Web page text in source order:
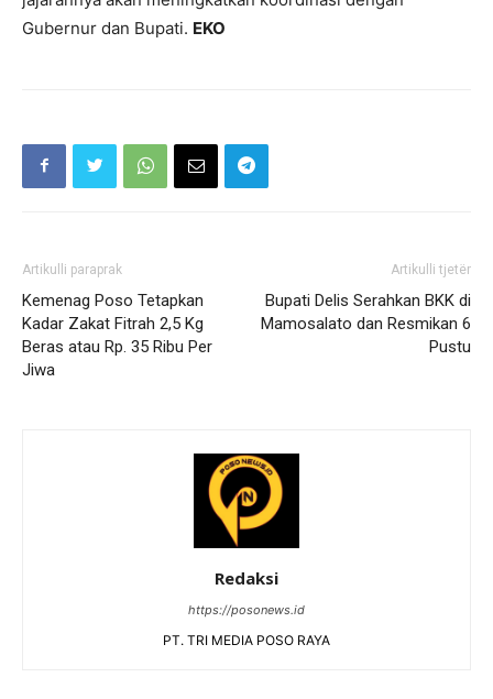
Gubernur dan Bupati. EKO
Artikulli paraprak
Kemenag Poso Tetapkan
Kadar Zakat Fitrah 2,5 Kg
Beras atau Rp. 35 Ribu Per
Jiwa
Artikulli tjetër
Bupati Delis Serahkan BKK di
Mamosalato dan Resmikan 6
Pustu
Redaksi
https://posonews.id
PT. TRI MEDIA POSO RAYA